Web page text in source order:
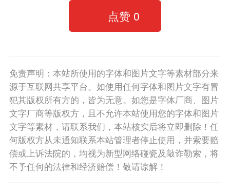
点赞 0
免责声明：本站所使用的字体和图片文字等素材部分来
源于互联网共享平台。如使用任何字体和图片文字有冒
犯其版权所有方的，皆为无意。如您是字体厂商、图片
文字厂商等版权方，且不允许本站使用您的字体和图片
文字等素材，请联系我们，本站核实后将立即删除！任
何版权方从未通知联系本站管理者停止使用，并索要赔
偿或上诉法院的，均视为新型网络碰瓷及敲诈勒索，将
不予任何的法律和经济赔偿！敬请谅解！